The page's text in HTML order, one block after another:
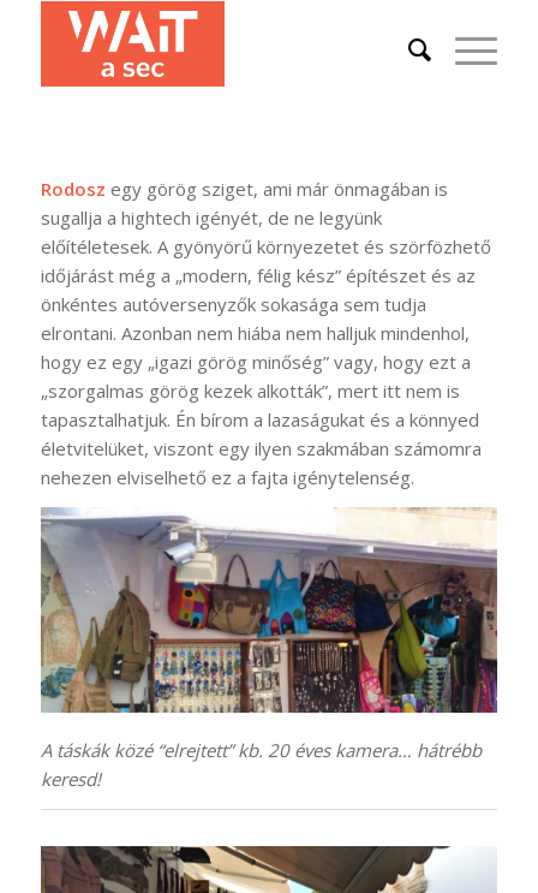
Rodosz egy görög sziget, ami már önmagában is
sugallja a hightech igényét, de ne legyünk
előítéletesek. A gyönyörű környezetet és szörfözhető
időjárást még a „modern, félig kész” építészet és az
önkéntes autóversenyzők sokasága sem tudja
elrontani. Azonban nem hiába nem halljuk mindenhol,
hogy ez egy „igazi görög minőség” vagy, hogy ezt a
„szorgalmas görög kezek alkották”, mert itt nem is
tapasztalhatjuk. Én bírom a lazaságukat és a könnyed
életvitelüket, viszont egy ilyen szakmában számomra
nehezen elviselhető ez a fajta igénytelenség.
A táskák közé “elrejtett” kb. 20 éves kamera… hátrébb
keresd!